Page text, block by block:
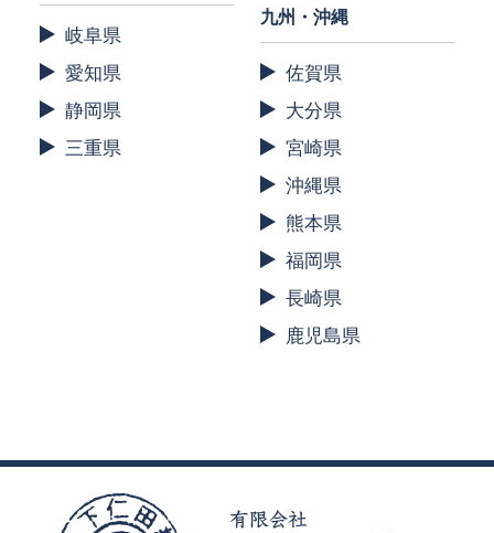
岐阜県
愛知県
静岡県
三重県
九州・沖縄
佐賀県
大分県
宮崎県
沖縄県
熊本県
福岡県
長崎県
鹿児島県